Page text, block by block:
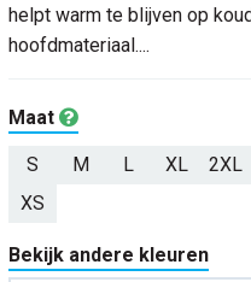
helpt warm te blijven op
hoofdmateriaal....
Maat
S M L XL 2XL
XS
Bekijk andere kleuren